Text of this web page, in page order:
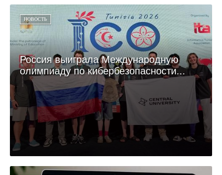
НОВОСТЬ
Россия выиграла Международную
олимпиаду по кибербезопасности...